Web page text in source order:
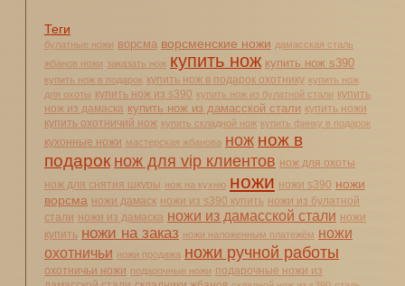
Теги
булатные ножи ворсма ворсменские ножи дамасская сталь
жбанов ножи заказать нож купить нож купить нож s390
купить нож в подарок купить нож в подарок охотнику купить нож
для охоты купить нож из s390 купить нож из булатной стали купить
нож из дамаска купить нож из дамасской стали купить ножи
купить охотничий нож купить складной нож купить финку в подарок
кухонные ножи мастерская жбанова нож нож в
подарок нож для vip клиентов нож для охоты
нож для снятия шкуры нож на кухню ножи ножи s390 ножи
ворсма ножи дамаск ножи из s390 купить ножи из булатной
стали ножи из дамаска ножи из дамасской стали ножи
купить ножи на заказ ножи наложенным платежём ножи
охотничьи ножи продажа ножи ручной работы
охотничьи ножи подарочные ножи подарочные ножи из